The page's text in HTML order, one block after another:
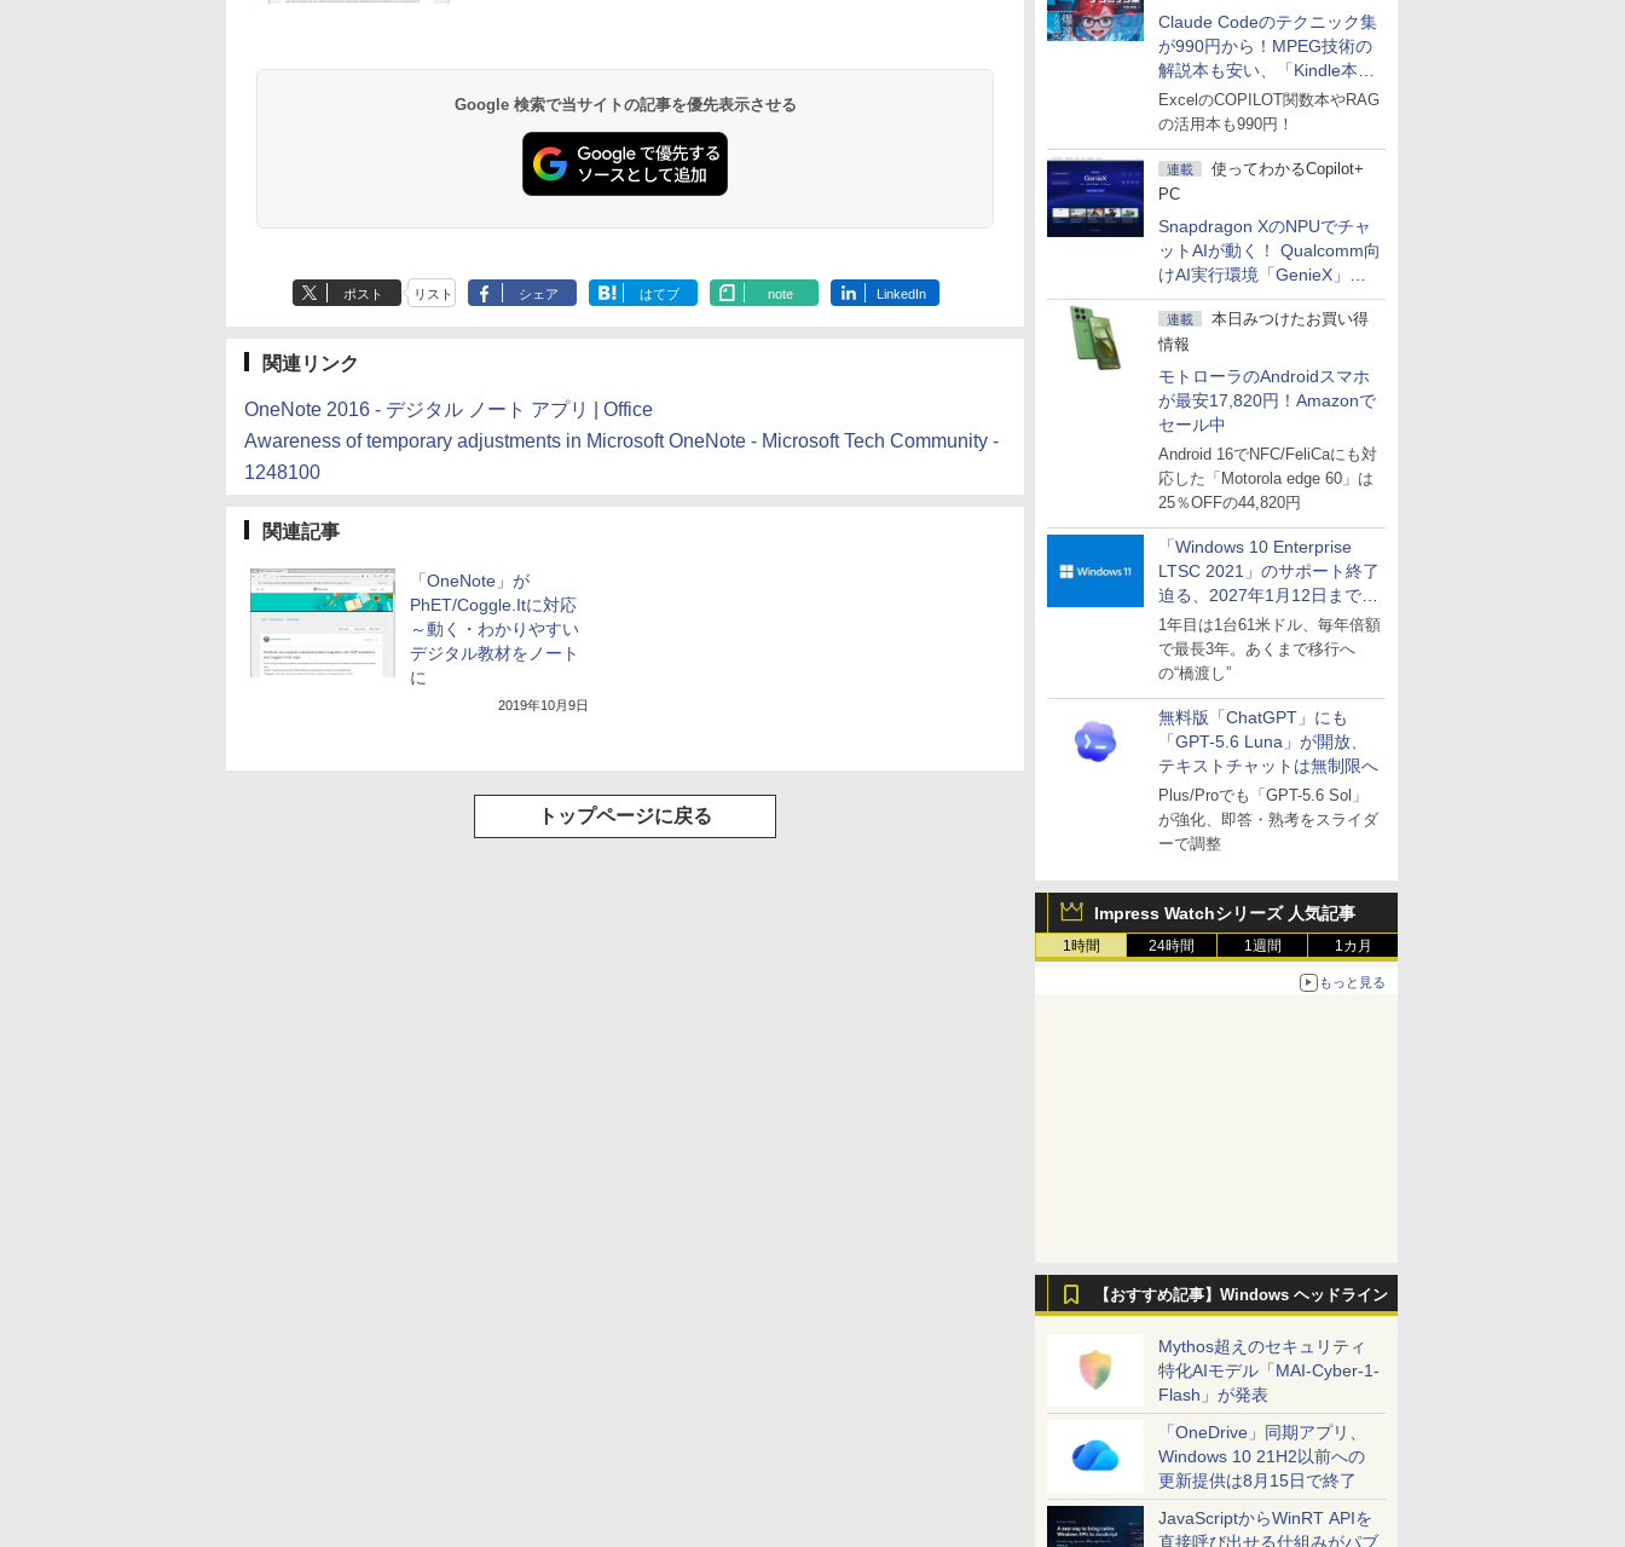
Claude Codeのテクニック集
が990円から！MPEG技術の
解説本も安い、「Kindle本サ
マーセール」第2弾開始！
ExcelのCOPILOT関数本やRAG
の活用本も990円！
連載
使ってわかるCopilot+
PC
Snapdragon XのNPUでチャ
ットAIが動く！ Qualcomm向
けAI実行環境「GenieX」を
試してみた
連載
本日みつけたお買い得
情報
モトローラのAndroidスマホ
が最安17,820円！Amazonで
セール中
Android 16でNFC/FeliCaにも対
応した「Motorola edge 60」は
25％OFFの44,820円
「Windows 10 Enterprise
LTSC 2021」のサポート終了
迫る、2027年1月12日まで
～ESUは9月1日から販売
1年目は1台61米ドル、毎年倍額
で最長3年。あくまで移行へ
の“橋渡し”
無料版「ChatGPT」にも
「GPT-5.6 Luna」が開放、
テキストチャットは無制限へ
Plus/Proでも「GPT-5.6 Sol」
が強化、即答・熟考をスライダ
ーで調整
Impress Watchシリーズ 人気記事
1時間 24時間 1週間 1カ月
もっと見る
【おすすめ記事】Windows ヘッドライン
Mythos超えのセキュリティ
特化AIモデル「MAI-Cyber-1-
Flash」が発表
「OneDrive」同期アプリ、
Windows 10 21H2以前への
更新提供は8月15日で終了
JavaScriptからWinRT APIを
直接呼び出せる仕組みがパブ
ンゲームコード】 ロ
￥1,600
版|Windows11、
￥39,582
インゲームコード】
ラインコード版
￥3,200
ズ (はぴーイラスト
マニュアル AI副業に
もKindle出版にも！
非エンジニアのため
のAIコーディング入
￥99
￥1,292
続バッテリー、6イン
書籍リーダー、マッ
チャ、16GB、広告な
￥16,980
るさ自動調整、色調
持続バッテリー、広
告なし、メタリック
ブラック
￥27,980
レイ、色調調節ライ
ッテリー、広告無
し、ブラック (2025
年発売)
￥31,980
Google 検索で当サイトの記事を優先表示させる
ポスト リスト シェア はてブ note LinkedIn
関連リンク
OneNote 2016 - デジタル ノート アプリ | Office
Awareness of temporary adjustments in Microsoft OneNote - Microsoft Tech Community -
1248100
関連記事
「OneNote」が
PhET/Coggle.Itに対応
～動く・わかりやすい
デジタル教材をノート
に
2019年10月9日
トップページに戻る